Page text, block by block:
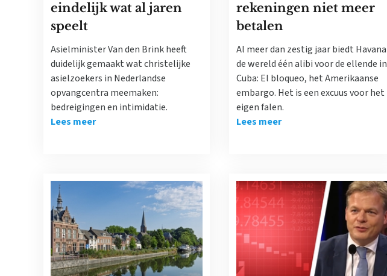
eindelijk wat al jaren
speelt
Asielminister Van den Brink heeft
duidelijk gemaakt wat christelijke
asielzoekers in Nederlandse
opvangcentra meemaken:
bedreigingen en intimidatie.
Lees meer
rekeningen niet meer
betalen
Al meer dan zestig jaar biedt Havana
de wereld één alibi voor de ellende in
Cuba: El bloqueo, het Amerikaanse
embargo. Het is een excuus voor het
eigen falen.
Lees meer